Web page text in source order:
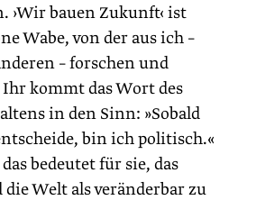
›Wir bauen Zukunft‹ ist
Wabe, von der aus ich –
– forschen und
kommt das Wort des
in den Sinn: »Sobald
bin ich politisch.«
bedeutet für sie, das
die Welt als veränderbar zu